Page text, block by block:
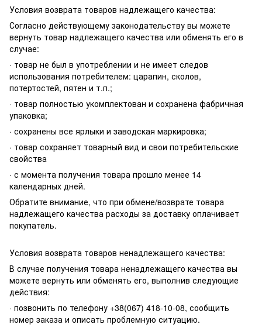
Условия возврата товаров надлежащего качества:
Согласно действующему законодательству вы можете
вернуть товар надлежащего качества или обменять его в
случае:
· товар не был в употреблении и не имеет следов
использования потребителем: царапин, сколов,
потертостей, пятен и т.п.;
· товар полностью укомплектован и сохранена фабричная
упаковка;
· сохранены все ярлыки и заводская маркировка;
· товар сохраняет товарный вид и свои потребительские
свойства
· с момента получения товара прошло менее 14
календарных дней.
Обратите внимание, что при обмене/возврате товара
надлежащего качества расходы за доставку оплачивает
покупатель.
Условия возврата товаров ненадлежащего качества:
В случае получения товара ненадлежащего качества вы
можете вернуть или обменять его, выполнив следующие
действия:
· позвонить по телефону +38(067) 418-10-08, сообщить
номер заказа и описать проблемную ситуацию.